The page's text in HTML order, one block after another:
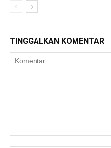
TINGGALKAN KOMENTAR